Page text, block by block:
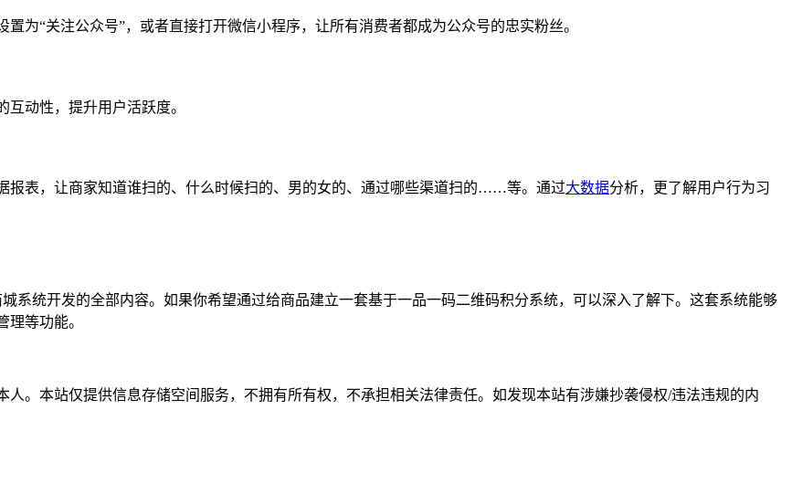
“关注公众号”，或者直接打开微信小程序，让所有消费者都成为公众号的忠实粉丝。
动性，提升用户活跃度。
表，让商家知道谁扫的、什么时候扫的、男的女的、通过哪些渠道扫的……等。通过大数据分析，更了解用户行为习
统开发的全部内容。如果你希望通过给商品建立一套基于一品一码二维码积分系统，可以深入了解下。这套系统能够
理等功能。
。本站仅提供信息存储空间服务，不拥有所有权，不承担相关法律责任。如发现本站有涉嫌抄袭侵权/违法违规的内